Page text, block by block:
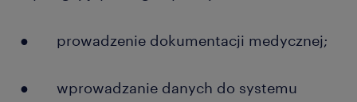
● prowadzenie dokumentacji medycznej;
● wprowadzanie danych do systemu